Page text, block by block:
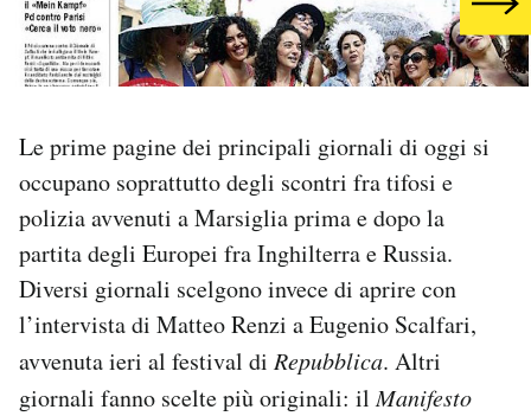
NEWSLETTER
SHOP
AREA PERSONALE
Area Personale
Le prime pagine dei principali giornali di oggi si
occupano soprattutto degli scontri fra tifosi e
polizia avvenuti a Marsiglia prima e dopo la
partita degli Europei fra Inghilterra e Russia.
Diversi giornali scelgono invece di aprire con
l’intervista di Matteo Renzi a Eugenio Scalfari,
avvenuta ieri al festival di Repubblica. Altri
giornali fanno scelte più originali: ilManifesto